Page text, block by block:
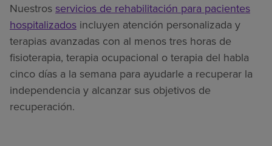
Nuestrosservicios de rehabilitación para pacientes
hospitalizados incluyen atención personalizada y
terapias avanzadas con al menos tres horas de
fisioterapia, terapia ocupacional o terapia del habla
cinco días a la semana para ayudarle a recuperar la
independencia y alcanzar sus objetivos de
recuperación.